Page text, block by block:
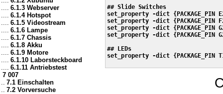
.... 6.1.3 Webserver
.... 6.1.4 Hotspot
.... 6.1.5 Videostream
.... 6.1.6 Lampe
.... 6.1.7 Chassis
.... 6.1.8 Akku
.... 6.1.9 Motore
.... 6.1.10 Laborsteckboard
.... 6.1.11 Antriebstest
7 007
.. 7.1 Einschalten
.. 7.2 Vorversuche
## Slide Switches
set_property -dict {PACKAGE_PIN
set_property -dict {PACKAGE_PIN
set_property -dict {PACKAGE_PIN
set_property -dict {PACKAGE_PIN
## LEDs
set_property -dict {PACKAGE_PIN